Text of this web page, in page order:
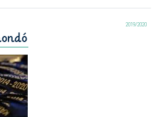
2019/2020